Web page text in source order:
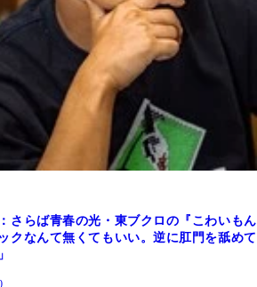
さらば青春の光・東ブクロの『こわいもん
クなんて無くてもいい。逆に肛門を舐めて